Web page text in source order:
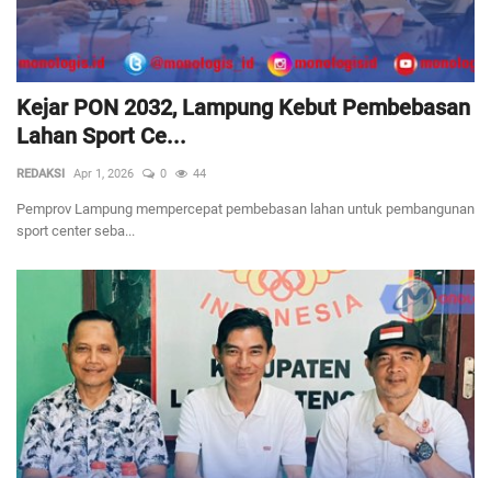
Kejar PON 2032, Lampung Kebut Pembebasan
Lahan Sport Ce...
REDAKSI Apr 1, 2026 0 44
Pemprov Lampung mempercepat pembebasan lahan untuk pembangunan
sport center seba...